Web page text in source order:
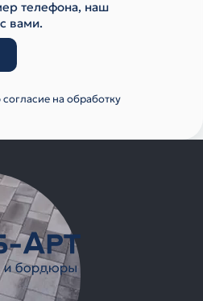
телефона, наш
вами.
на обработку